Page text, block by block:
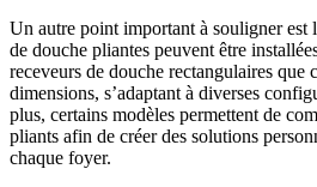
Un autre point important à souligner est
de douche pliantes peuvent être
receveurs de douche rectangulaires que
dimensions, s’adaptant à diverses
plus, certains modèles permettent de
pliants afin de créer des solutions
chaque foyer.